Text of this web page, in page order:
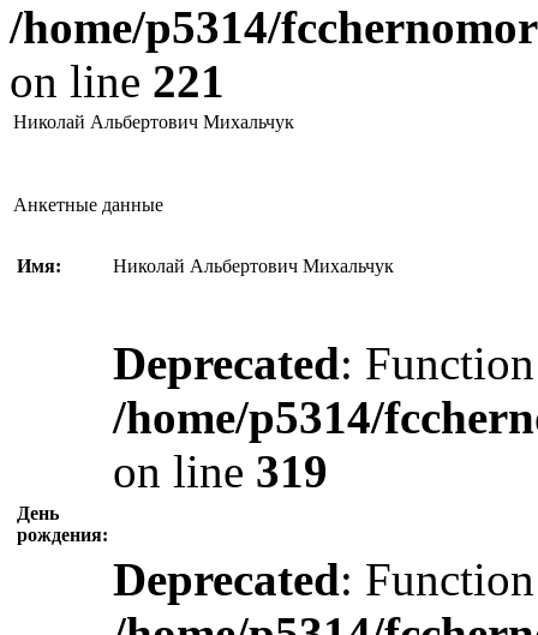
/home/p5314/
on line 221
Николай Альбертович Михальчук
Анкетные данные
Имя: Николай Альбертович Михальчук
День
рождения:
Deprecated:
/home/p5314/
on line 319
Deprecated: